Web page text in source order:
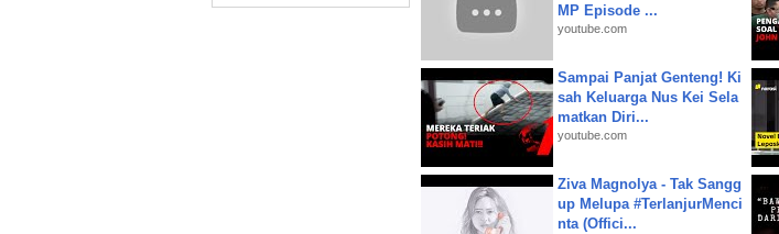
MP Episode ...
youtube.com
Sampai Panjat Genteng! Ki
sah Keluarga Nus Kei Sela
matkan Diri...
youtube.com
Ziva Magnolya - Tak Sangg
up Melupa #TerlanjurMenci
nta (Offici...